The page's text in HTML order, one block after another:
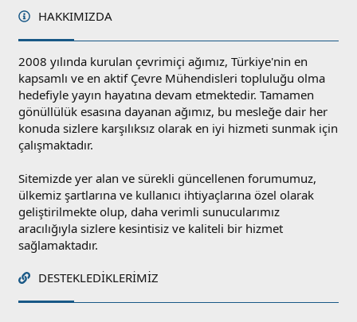
HAKKIMIZDA
2008 yılında kurulan çevrimiçi ağımız, Türkiye'nin en
kapsamlı ve en aktif Çevre Mühendisleri topluluğu olma
hedefiyle yayın hayatına devam etmektedir. Tamamen
gönüllülük esasına dayanan ağımız, bu mesleğe dair her
konuda sizlere karşılıksız olarak en iyi hizmeti sunmak için
çalışmaktadır.
Sitemizde yer alan ve sürekli güncellenen forumumuz,
ülkemiz şartlarına ve kullanıcı ihtiyaçlarına özel olarak
geliştirilmekte olup, daha verimli sunucularımız
aracılığıyla sizlere kesintisiz ve kaliteli bir hizmet
sağlamaktadır.
DESTEKLEDIKLERIMIZ